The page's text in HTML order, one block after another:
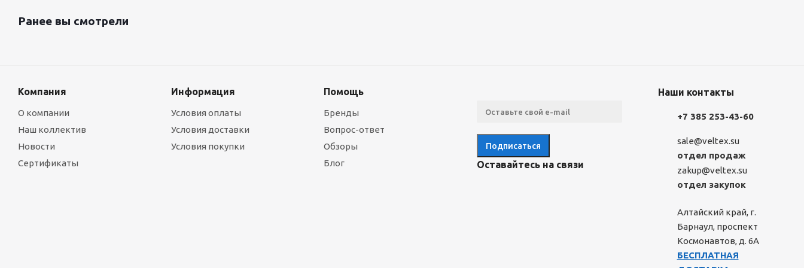
Ранее вы смотрели
Компания
О компании
Наш коллектив
Новости
Сертификаты
Информация
Условия оплаты
Условия доставки
Условия покупки
Помощь
Бренды
Вопрос-ответ
Обзоры
Блог
Оставайтесь на связи
Наши контакты
+7 385 253-43-60
sale@veltex.su
отдел продаж
zakup@veltex.su
отдел закупок
Алтайский край, г.
Барнаул, проспект
Космонавтов, д. 6А
БЕСПЛАТНАЯ